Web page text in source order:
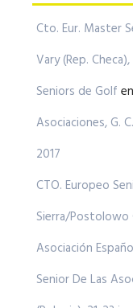
Cto. Eur. Master
Vary (Rep.
Seniors de Golf en
Asociaciones, G.
2017
CTO. Europeo
Sierra/Postolowo
Asociación
Senior De Las